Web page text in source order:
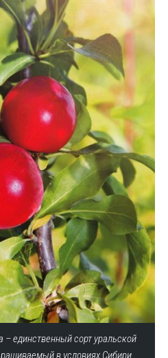
– единственный сорт уральской
в условиях Сибири.